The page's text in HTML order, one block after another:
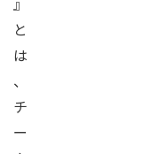
と
は
、
チ
ー